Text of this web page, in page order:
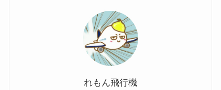
れもん飛行機